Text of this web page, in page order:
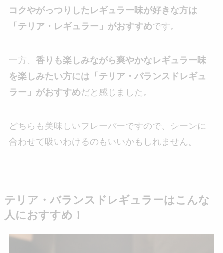
コクやがっつりしたレギュラー味が好きな方は
「テリア・レギュラー」がおすすめです。
一方、 香りも楽しみながら爽やかなレギュラー味
を楽しみたい方には「テリア・バランスドレギュ
ラー」がおすすめだと感じました。
どちらも美味しいフレーバーですので、シーンに
合わせて吸いわけるのもいいかもしれません。
テリア・バランスドレギュラーはこんな
人におすすめ！